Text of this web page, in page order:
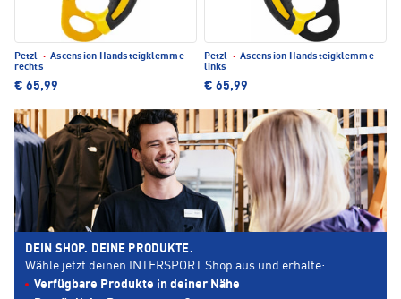
Petzl · Ascension Handsteigklemme
rechts
€ 65,99
Petzl · Ascension Handsteigklemme
links
€ 65,99
DEIN SHOP. DEINE PRODUKTE.
Wähle jetzt deinen INTERSPORT Shop aus und erhalte:
Verfügbare Produkte in deiner Nähe